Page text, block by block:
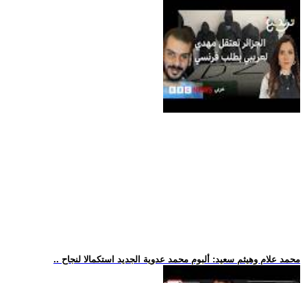
.. محمد علام وهيثم سعيد: ألبوم محمد عدوية الجديد استكمالا لنجاح